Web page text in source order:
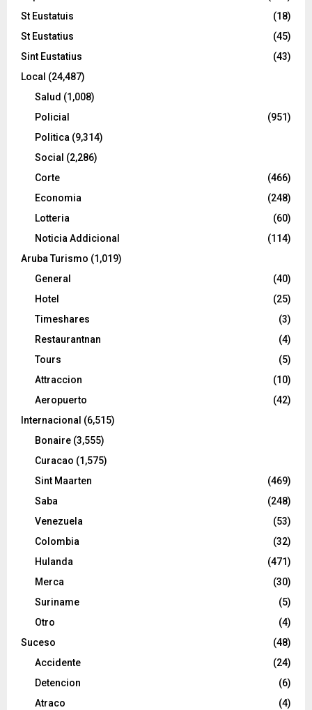
St Eustatuis
(18)
St Eustatius
(45)
Sint Eustatius
(43)
Local (24,487)
Salud (1,008)
Policial
(951)
Politica (9,314)
Social (2,286)
Corte
(466)
Economia
(248)
Lotteria
(60)
Noticia Addicional
(114)
Aruba Turismo (1,019)
General
(40)
Hotel
(25)
Timeshares
(3)
Restaurantnan
(4)
Tours
(5)
Attraccion
(10)
Aeropuerto
(42)
Internacional (6,515)
Bonaire (3,555)
Curacao (1,575)
Sint Maarten
(469)
Saba
(248)
Venezuela
(53)
Colombia
(32)
Hulanda
(471)
Merca
(30)
Suriname
(5)
Otro
(4)
Suceso
(48)
Accidente
(24)
Detencion
(6)
Atraco
(4)